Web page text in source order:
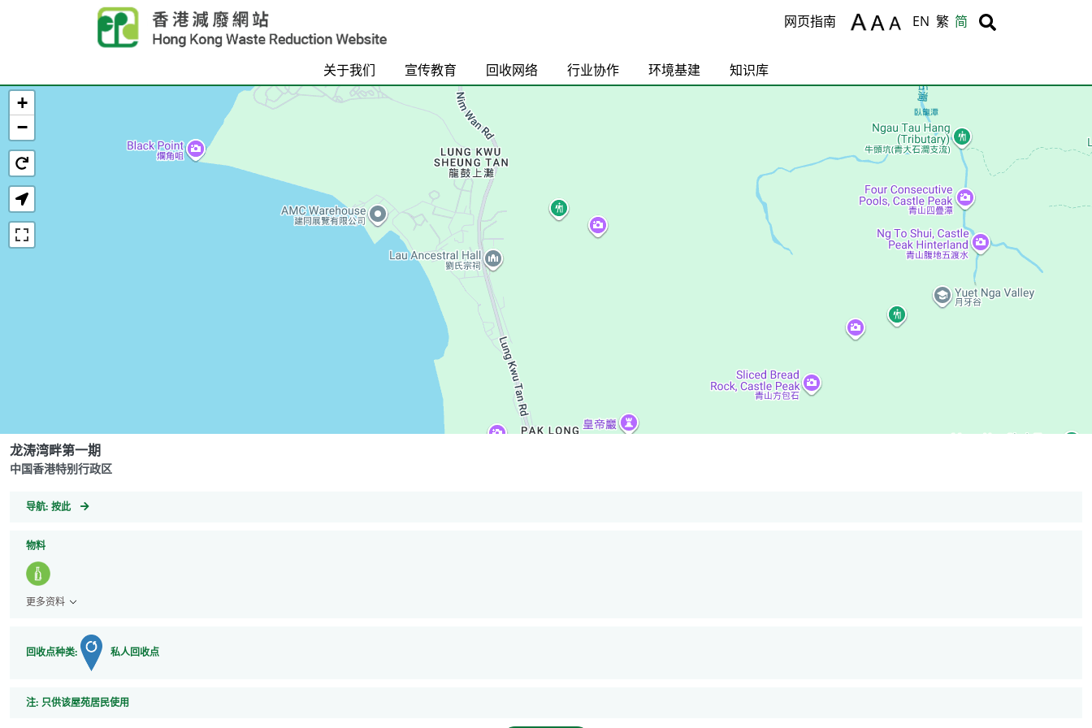
Skip to main content
Body
网页指南 EN 繁 简 Body
关于我们 宣传教育 回收网络 行业协作 环境基建 知识库
+
−
龙涛湾畔第一期
中国香港特别行政区
导航: GeoCoordinates
按此
物料
更多资料
回收点种类: 私人回收点
注: 注
只供该屋苑居民使用